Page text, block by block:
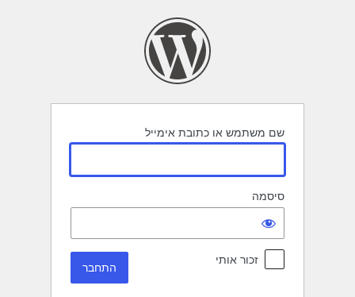
שם משתמש או כתובת אימייל
סיסמה
זכור אותי